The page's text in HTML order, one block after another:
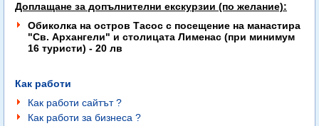
Доплащане за допълнителни екскурзии (по желание):
Обиколка на остров Тасос с посещение на манастира
"Св. Архангели" и столицата Лименас (при минимум
16 туристи) - 20 лв
Как работи
Как работи сайтът ?
Как работи за бизнеса ?